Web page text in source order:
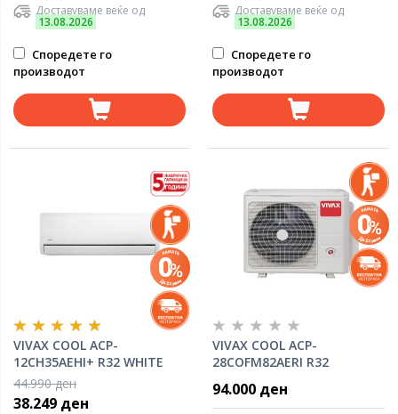
Доставуваме веќе од
13.08.2026
Споредете го
производот
Доставуваме веќе од
13.08.2026
Споредете го
производот
VIVAX COOL ACP-
12CH35AEHI+ R32 WHITE
инвертер клима уред
44.990 ден
38.249 ден
VIVAX COOL ACP-
28COFM82AERI R32
клима
94.000 ден